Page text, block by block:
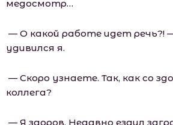
медосмотр…
— О какой работе идет речь?!
удивился я.
— Скоро узнаете. Так, как со
коллега?
— Я здоров. Недавно ездил